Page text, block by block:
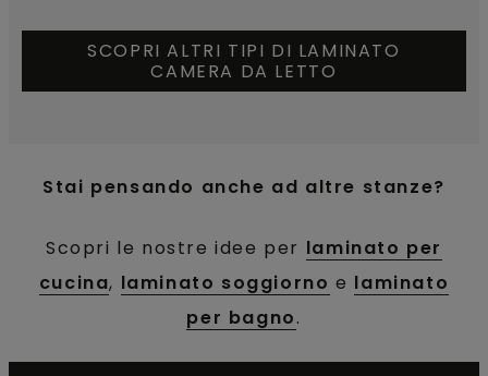
SCOPRI ALTRI TIPI DI LAMINATO
CAMERA DA LETTO
Stai pensando anche ad altre stanze?
Scopri le nostre idee per laminato per
cucina, laminato soggiorno e laminato
per bagno.